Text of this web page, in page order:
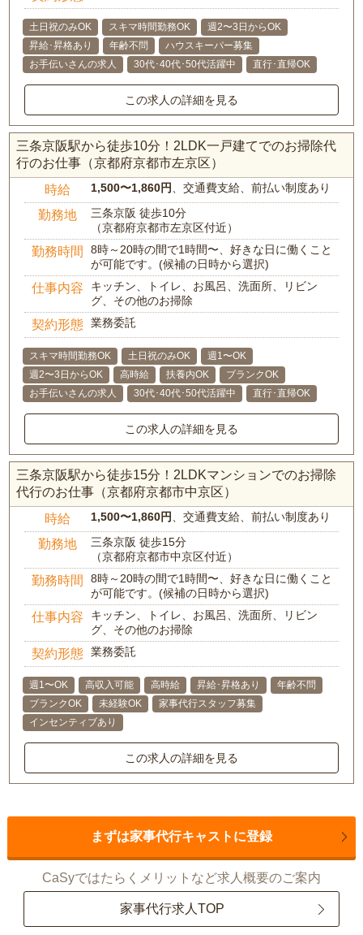
土日祝のみOK スキマ時間勤務OK
週2〜3日からOK
昇給･昇格あり
年齢不問
ハウスキーパー募集
お手伝いさんの求人
30代･40代･50代活躍中 直行･直帰OK
この求人の詳細を見る
三条京阪駅から徒歩10分！2LDK一戸建てでのお掃除代
行のお仕事（京都府京都市左京区）
時給 1,500〜1,860円 、交通費支給、前払い制度あり
勤務地
三条京阪 徒歩10分
（京都府京都市左京区付近）
勤務時間
8時～20時の間で1時間〜、好きな日に働くこと
が可能です。(候補の日時から選択)
仕事内容
キッチン、トイレ、お風呂、洗面所、リビン
グ、その他のお掃除
契約形態 業務委託
スキマ時間勤務OK 土日祝のみOK
週1〜OK
週2〜3日からOK
高時給 扶養内OK
ブランクOK
お手伝いさんの求人
30代･40代･50代活躍中 直行･直帰OK
この求人の詳細を見る
三条京阪駅から徒歩15分！2LDKマンションでのお掃除
代行のお仕事（京都府京都市中京区）
時給 1,500〜1,860円 、交通費支給、前払い制度あり
勤務地
三条京阪 徒歩15分
（京都府京都市中京区付近）
勤務時間
8時～20時の間で1時間〜、好きな日に働くこと
が可能です。(候補の日時から選択)
仕事内容
キッチン、トイレ、お風呂、洗面所、リビン
グ、その他のお掃除
契約形態 業務委託
週1〜OK 高収入可能 高時給 昇給･昇格あり
年齢不問
ブランクOK
未経験OK
家事代行スタッフ募集
インセンティブあり
この求人の詳細を見る
まずは家事代行キャストに登録
CaSyではたらくメリットなど求人概要のご案内
家事代行求人TOP